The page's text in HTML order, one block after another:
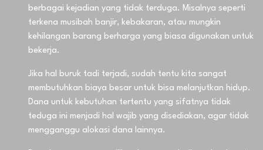
berbagai kejadian yang tidak terduga. Misalnya seperti
terkena musibah banjir, kebakaran, atau mungkin
kehilangan barang berharga yang biasa digunakan untuk
bekerja.
Jika hal buruk tadi terjadi, sudah tentu kita sangat
membutuhkan biaya besar untuk bisa melanjutkan hidup.
Dana untuk kebutuhan tertentu yang sifatnya tidak
teduga ini menjadi hal wajib yang disediakan, agar tidak
mengganggu alokasi dana lainnya.